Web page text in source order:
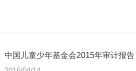
中国儿童少年基金会2015年审计报告